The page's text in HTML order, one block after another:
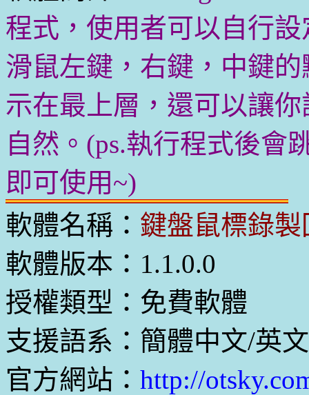
程式，使用者可以自行
滑鼠左鍵，右鍵，中鍵
示在最上層，還可以讓
自然。(ps.執行程式後會
即可使用~)
軟體名稱： 鍵盤鼠標錄製
軟體版本：1.1.0.0
授權類型：免費軟體
支援語系：簡體中文/英文
官方網站： http://